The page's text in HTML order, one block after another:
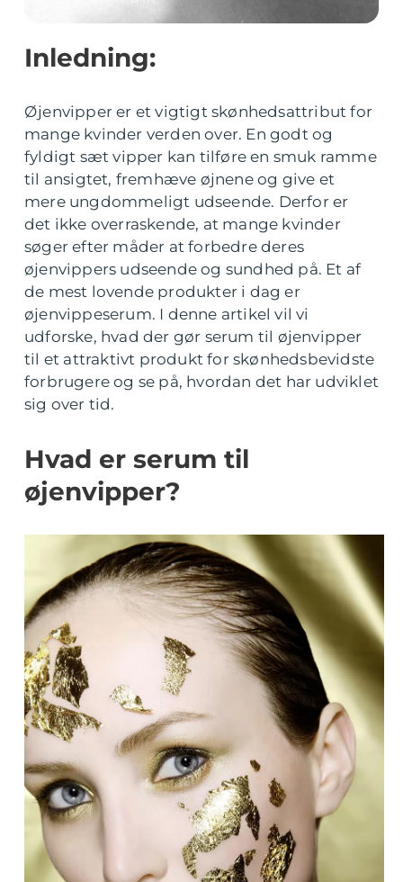
Inledning:
Øjenvipper er et vigtigt skønhedsattribut for
mange kvinder verden over. En godt og
fyldigt sæt vipper kan tilføre en smuk ramme
til ansigtet, fremhæve øjnene og give et
mere ungdommeligt udseende. Derfor er
det ikke overraskende, at mange kvinder
søger efter måder at forbedre deres
øjenvippers udseende og sundhed på. Et af
de mest lovende produkter i dag er
øjenvippeserum. I denne artikel vil vi
udforske, hvad der gør serum til øjenvipper
til et attraktivt produkt for skønhedsbevidste
forbrugere og se på, hvordan det har udviklet
sig over tid.
Hvad er serum til
øjenvipper?